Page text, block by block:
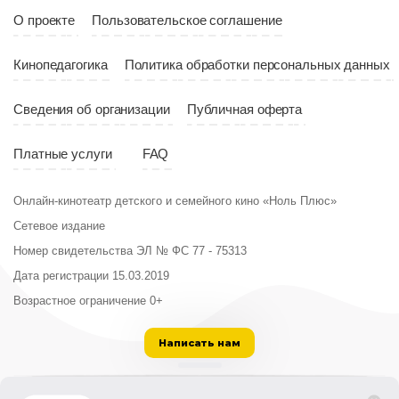
О проекте Пользовательское соглашение
Кинопедагогика Политика обработки персональных данных
Сведения об организации Публичная оферта
Платные услуги FAQ
Онлайн-кинотеатр детского и семейного кино «Ноль Плюс»
Сетевое издание
Номер свидетельства ЭЛ № ФС 77 - 75313
Дата регистрации 15.03.2019
Возрастное ограничение 0+
Написать нам